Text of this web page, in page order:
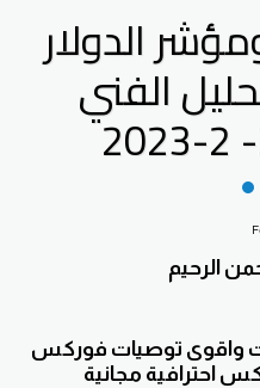
الدولار
الفني
الرحيم
واقوى توصيات فوركس
احترافية مجانية